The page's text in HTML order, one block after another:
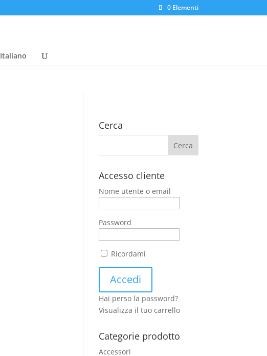
0 Elementi
Italiano
Cerca
Accesso cliente
Nome utente o email
Password
Ricordami
Hai perso la password?
Visualizza il tuo carrello
Categorie prodotto
Accessori